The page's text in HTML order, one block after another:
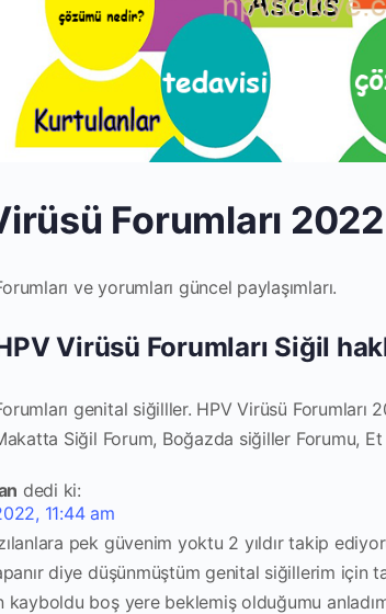
Forumları
ve yorumları güncel paylaşımları.
Virüsü Forumları Siğil
genital siğilller. HPV Virüsü
Siğil Forum, Boğazda siğiller Forumu,
dedi ki:
11:44 am
pek güvenim yoktu 2 yıldır takip
diye düşünmüştüm genital siğillerim için
kayboldu boş yere beklemiş olduğumu